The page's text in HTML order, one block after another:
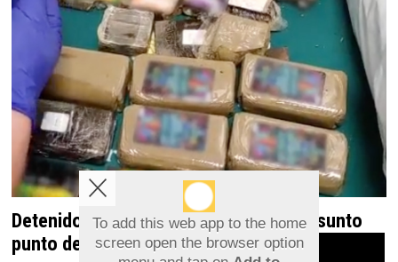
Detenido en Albatera por dirigir un presunto
punto de venta de droga desde una vivienda
To add this web app to the home
screen open the browser option
Aviso sobre el Uso de cookies: